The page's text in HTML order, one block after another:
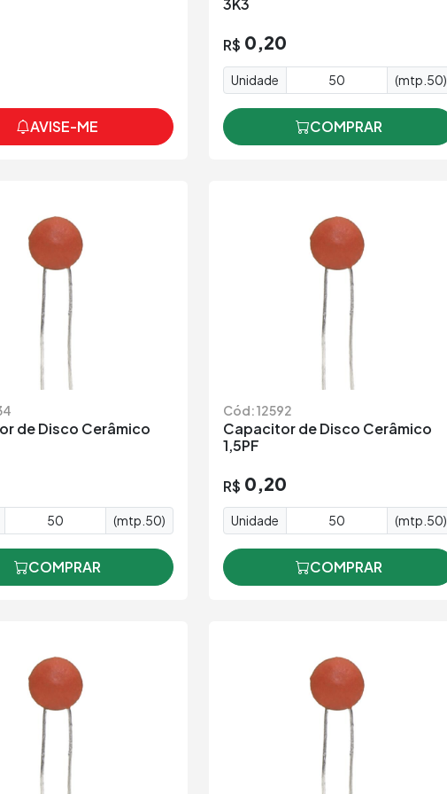
AVISE-ME
3K3
R$ 0,20
Unidade (mtp.50)
COMPRAR
de Disco Cerâmico
(mtp.50)
COMPRAR
Cód: 12592
Capacitor de Disco Cerâmico
1,5PF
R$ 0,20
Unidade (mtp.50)
COMPRAR